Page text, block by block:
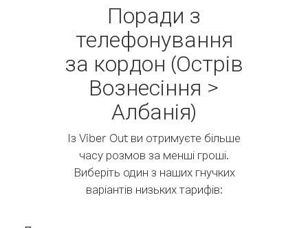
Поради з
телефонування
за кордон (Острів
Вознесіння >
Албанія)
Із Viber Out ви отримуєте більше
часу розмов за менші гроші.
Виберіть один з наших гнучких
варіантів низьких тарифів: